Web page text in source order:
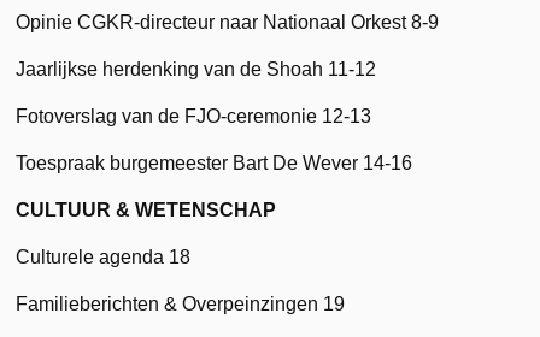
Opinie CGKR-directeur naar Nationaal Orkest 8-9
Jaarlijkse herdenking van de Shoah 11-12
Fotoverslag van de FJO-ceremonie 12-13
Toespraak burgemeester Bart De Wever 14-16
CULTUUR & WETENSCHAP
Culturele agenda 18
Familieberichten & Overpeinzingen 19